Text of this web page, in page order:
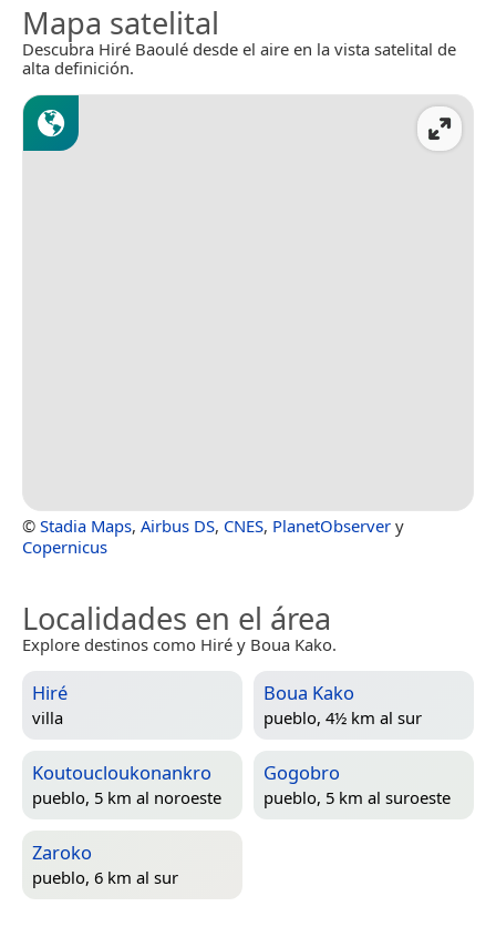
Mapa satelital
Descubra Hiré Baoulé desde el aire en la vista satelital de
alta definición.
© Stadia Maps, Airbus DS, CNES, PlanetObserver y
Copernicus
Localidades en el área
Explore destinos como Hiré y Boua Kako.
Hiré
villa
Boua Kako
pueblo, 4½ km al sur
Koutoucloukonankro
pueblo, 5 km al noroeste
Gogobro
pueblo, 5 km al suroeste
Zaroko
pueblo, 6 km al sur